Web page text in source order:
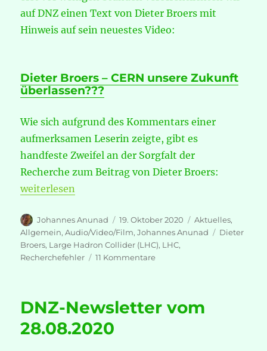
auf DNZ einen Text von Dieter Broers mit
Hinweis auf sein neuestes Video:
Dieter Broers – CERN unsere Zukunft
überlassen???
Wie sich aufgrund des Kommentars einer
aufmerksamen Leserin zeigte, gibt es
handfeste Zweifel an der Sorgfalt der
Recherche zum Beitrag von Dieter Broers:
„Dieter Broers – Basiert jüngstes Video auf
weiterlesen
Autor
Johannes Anunad
Veröffentlicht
am
19. Oktober 2020 Kategorien
Aktuelles,
Allgemein,Audio/Video/Film,Johannes Anunad
Dieter
Broers, Large Hadron Collider (LHC), LHC,
Recherchefehler
11 Kommentarezu
Basiert
DNZ-Newsletter vom
28.08.2020